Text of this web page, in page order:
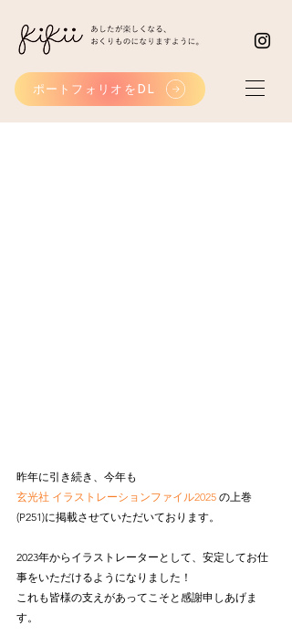
ポートフォリオをDL
昨年に引き続き、今年も
玄光社 イラストレーションファイル2025 の上巻
(P251)に掲載させていただいております。
2023年からイラストレーターとして、安定してお仕
事をいただけるようになりました！
これも皆様の支えがあってこそと感謝申しあげま
す。